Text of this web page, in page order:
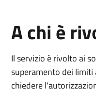
A chi è
Il servizio è rivolto ai
superamento dei
chiedere